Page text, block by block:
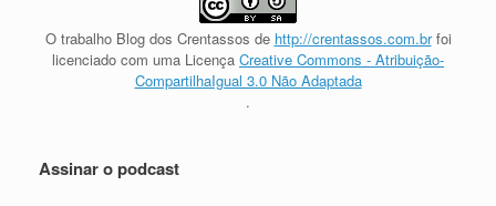
O trabalho Blog dos Crentassos de http://crentassos.com.brfoi
licenciado com uma Licença Creative Commons - Atribuição-
CompartilhaIgual 3.0 Não Adaptada
.
Assinar o podcast